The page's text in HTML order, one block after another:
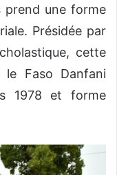
prend une forme
Présidée par
cette
le Faso Danfani
1978 et forme